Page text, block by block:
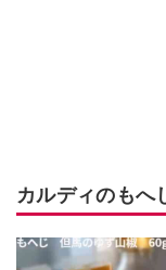
カルディのもへ